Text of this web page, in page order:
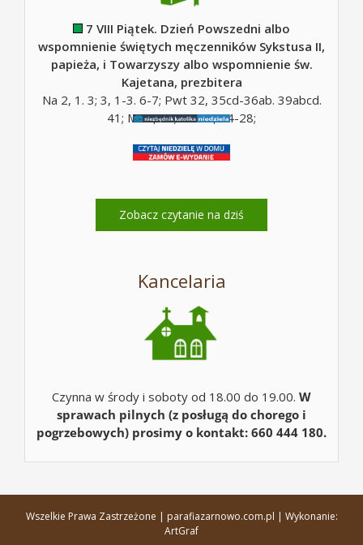
7 VIII Piątek. Dzień Powszedni albo
wspomnienie świętych męczenników Sykstusa II,
papieża, i Towarzyszy albo wspomnienie św.
Kajetana, prezbitera
Na 2, 1. 3; 3, 1-3. 6-7; Pwt 32, 35cd-36ab. 39abcd.
41; Mt 5, 10; Mt 16, 24-28;
Zobacz czytanie na dziś
Kancelaria
Czynna w środy i soboty od 18.00 do 19.00. W
sprawach pilnych (z posługą do chorego i
pogrzebowych) prosimy o kontakt: 660 444 180.
Wszelkie Prawa Zastrzeżone | parafiazarnowo.com.pl | Wykonanie:
ArtGraf